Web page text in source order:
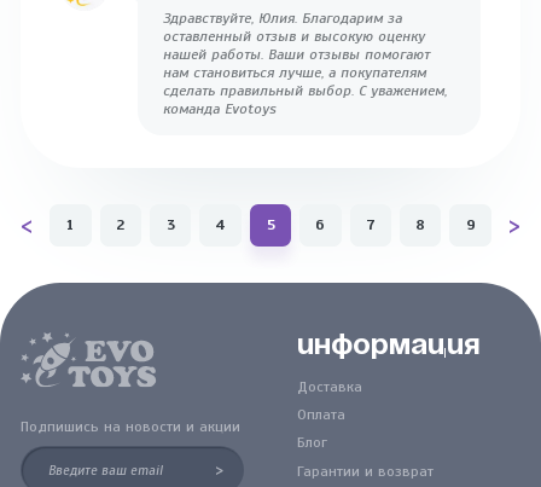
Здравствуйте, Юлия. Благодарим за
оставленный отзыв и высокую оценку
нашей работы. Ваши отзывы помогают
нам становиться лучше, а покупателям
сделать правильный выбор. С уважением,
команда Evotoys
< 1 2 3 4 5 6 7 8 9 >
Подпишись на новости и акции
>
Информация
Доставка
Оплата
Блог
Гарантии и возврат